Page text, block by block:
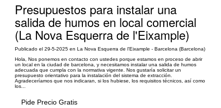
Presupuestos para instalar una
salida de humos en local comercial
(La Nova Esquerra de l'Eixample)
Publicado el 29-5-2025 en La Nova Esquerra de l'Eixample - Barcelona (Barcelona)
Hola, Nos ponemos en contacto con ustedes porque estamos en proceso de abrir
un local en la ciudad de barcelona, y necesitamos instalar una salida de humos
adecuada que cumpla con la normativa vigente. Nos gustaría solicitar un
presupuesto orientativo para la instalación del sistema de extracción.
Agradeceríamos que nos indicaran, si los hubiese, los requisitos técnicos, así como
los...
Pide Precio Gratis